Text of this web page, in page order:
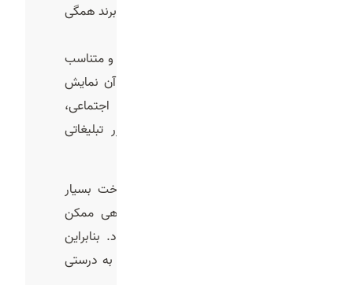
رنگ‌بندی، ترنزیشن‌ها و شعار نهایی برند همگی
در نهایت، خروجی باید کوتاه، جذاب و متناسب
با پلتفرمی باشد که قرار است در آن نمایش
داده شود (تلویزیون، شبکه‌های اجتماعی،
وب‌سایت یا نمایشگاه).ساخت تیزر تبلیغاتی
در هنگام ساخت تیزر، کیفیت ساخت بسیار
اهمیت دارد زیرا کوچکترین اشتباهی ممکن
است باعث جذب نشدن کاربر شود. بنابراین
باید ساخت تیزر تبلیغاتی حرفه‌ای و به درستی